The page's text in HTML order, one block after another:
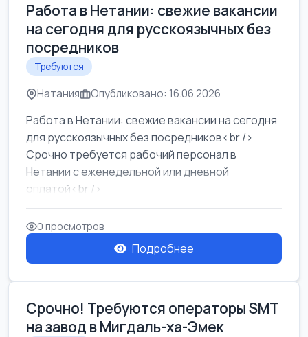
Работа в Нетании: свежие вакансии
на сегодня для русскоязычных без
посредников
Требуются
Натания Опубликовано: 16.06.2026
Работа в Нетании: свежие вакансии на сегодня
для русскоязычных без посредников<br />
Срочно требуется рабочий персонал в
Нетании с еженедельной или дневной
оплатой<br />
Свежие вакансии в Нетании дл...
0 просмотров
Подробнее
Срочно! Требуются операторы SMT
на завод в Мигдаль-ха-Эмек